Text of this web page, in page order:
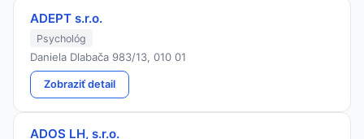
ADEPT s.r.o.
Psychológ
Daniela Dlabača 983/13, 010 01
Zobraziť detail
ADOS LH, s.r.o.